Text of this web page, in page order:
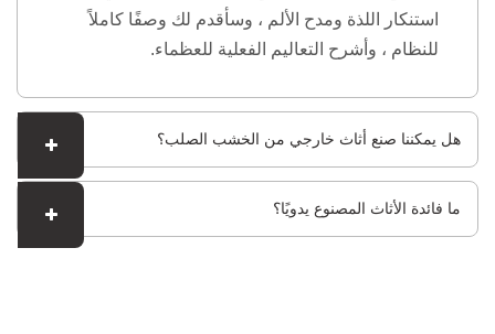
استنكار اللذة ومدح الألم ، وسأقدم لك وصفًا كاملاً
للنظام ، وأشرح التعاليم الفعلية للعظماء.
هل يمكننا صنع أثاث خارجي من الخشب الصلب؟
ما فائدة الأثاث المصنوع يدويًا؟